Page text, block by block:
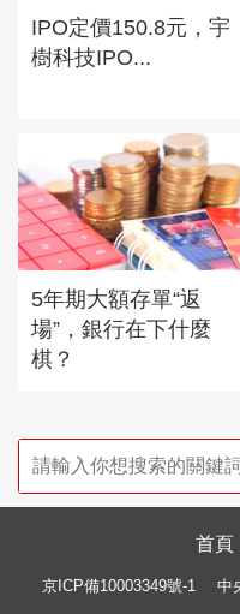
IPO定價150.8元，宇
樹科技IPO...
5年期大額存單“返
場”，銀行在下什麼
棋？
首頁
京ICP備10003349號-1 中